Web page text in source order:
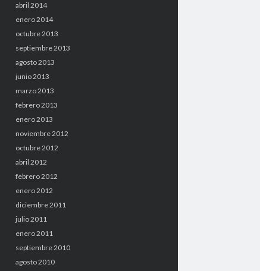
abril 2014
enero 2014
octubre 2013
septiembre 2013
agosto 2013
junio 2013
marzo 2013
febrero 2013
enero 2013
noviembre 2012
octubre 2012
abril 2012
febrero 2012
enero 2012
diciembre 2011
julio 2011
enero 2011
septiembre 2010
agosto 2010